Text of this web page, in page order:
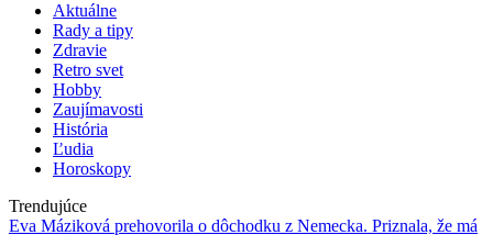
Aktuálne
Rady a tipy
Zdravie
Retro svet
Hobby
Zaujímavosti
História
Ľudia
Horoskopy
Trendujúce
Eva Máziková prehovorila o dôchodku z Nemecka. Priznala, že má